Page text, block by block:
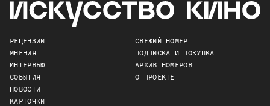
РЕЦЕНЗИИ
МНЕНИЯ
ИНТЕРВЬЮ
СОБЫТИЯ
НОВОСТИ
КАРТОЧКИ
СВЕЖИЙ НОМЕР
ПОДПИСКА И ПОКУПКА
АРХИВ НОМЕРОВ
О ПРОЕКТЕ